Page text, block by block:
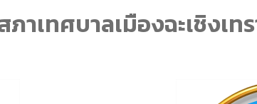
าเทศบาลเมืองฉะเชิงเท